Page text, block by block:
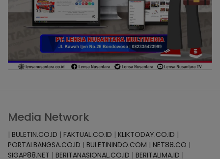
Media Network
| BULETIN.CO.ID | FAKTUAL.CO.ID | KLIKTODAY.CO.ID |
PORTALBANGSA.CO.ID | BULETININDO.COM | NET88.CO |
SIGAP88.NET | BERITANASIONAL.CO.ID | BERITALIMA.ID |